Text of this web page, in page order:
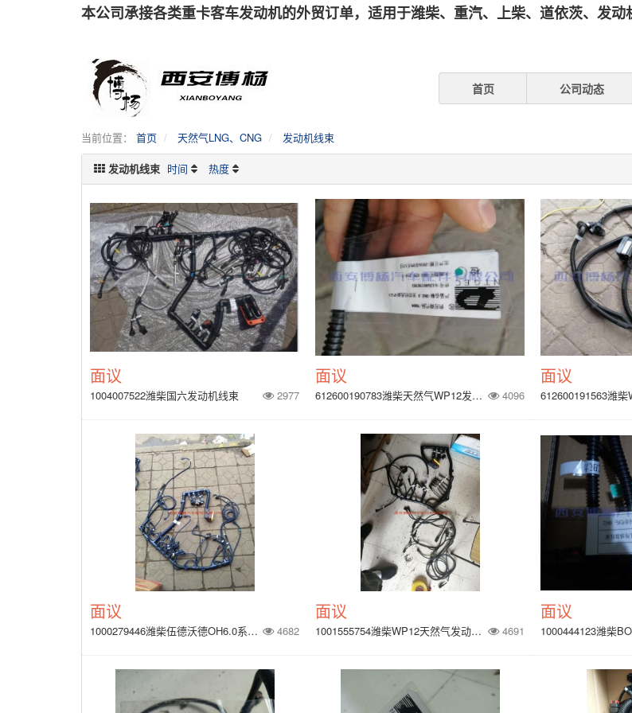
本公司承接各类重卡客车发动机的外贸订单，适用于潍柴、重汽、上柴、道依茨、发
首页 公司动态
当前位置： 首页 天然气LNG、CNG 发动机线束
发动机线束 时间 热度
面议
1004007522潍柴国六发动机线束 2977
面议
612600190783潍柴天然气WP12发动机线束总成 4096
面议
面议
1000279446潍柴伍德沃德OH6.0系统WP12气体发动机线束（四气门） 4682
面议
1001555754潍柴WP12天然气发动机OH6发动机线束 4691
面议